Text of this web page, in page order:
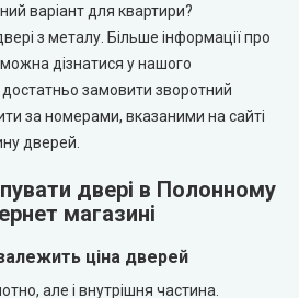
Дорс)
варіант для квартири?
з металу. Більше інформації про
можна дізнатися у нашого
замовити зворотний
за номерами, вказаними на сайті
дверей.
двері в Полонному
магазині
ціна дверей
але і внутрішня частина.